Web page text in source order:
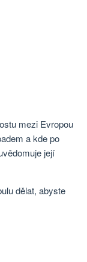
mezi Evropou
a kde po
její
dělat, abyste